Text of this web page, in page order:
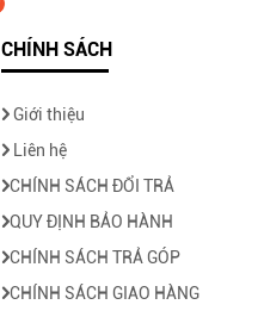
CHÍNH SÁCH
Giới thiệu
Liên hệ
CHÍNH SÁCH ĐỔI TRẢ
QUY ĐỊNH BẢO HÀNH
CHÍNH SÁCH TRẢ GÓP
CHÍNH SÁCH GIAO HÀNG